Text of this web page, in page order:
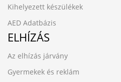
Kihelyezett készülékek
AED Adatbázis
ELHÍZÁS
Az elhízás járvány
Gyermekek és reklám